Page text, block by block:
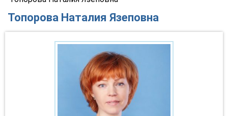
Топорова Наталия Язеповна